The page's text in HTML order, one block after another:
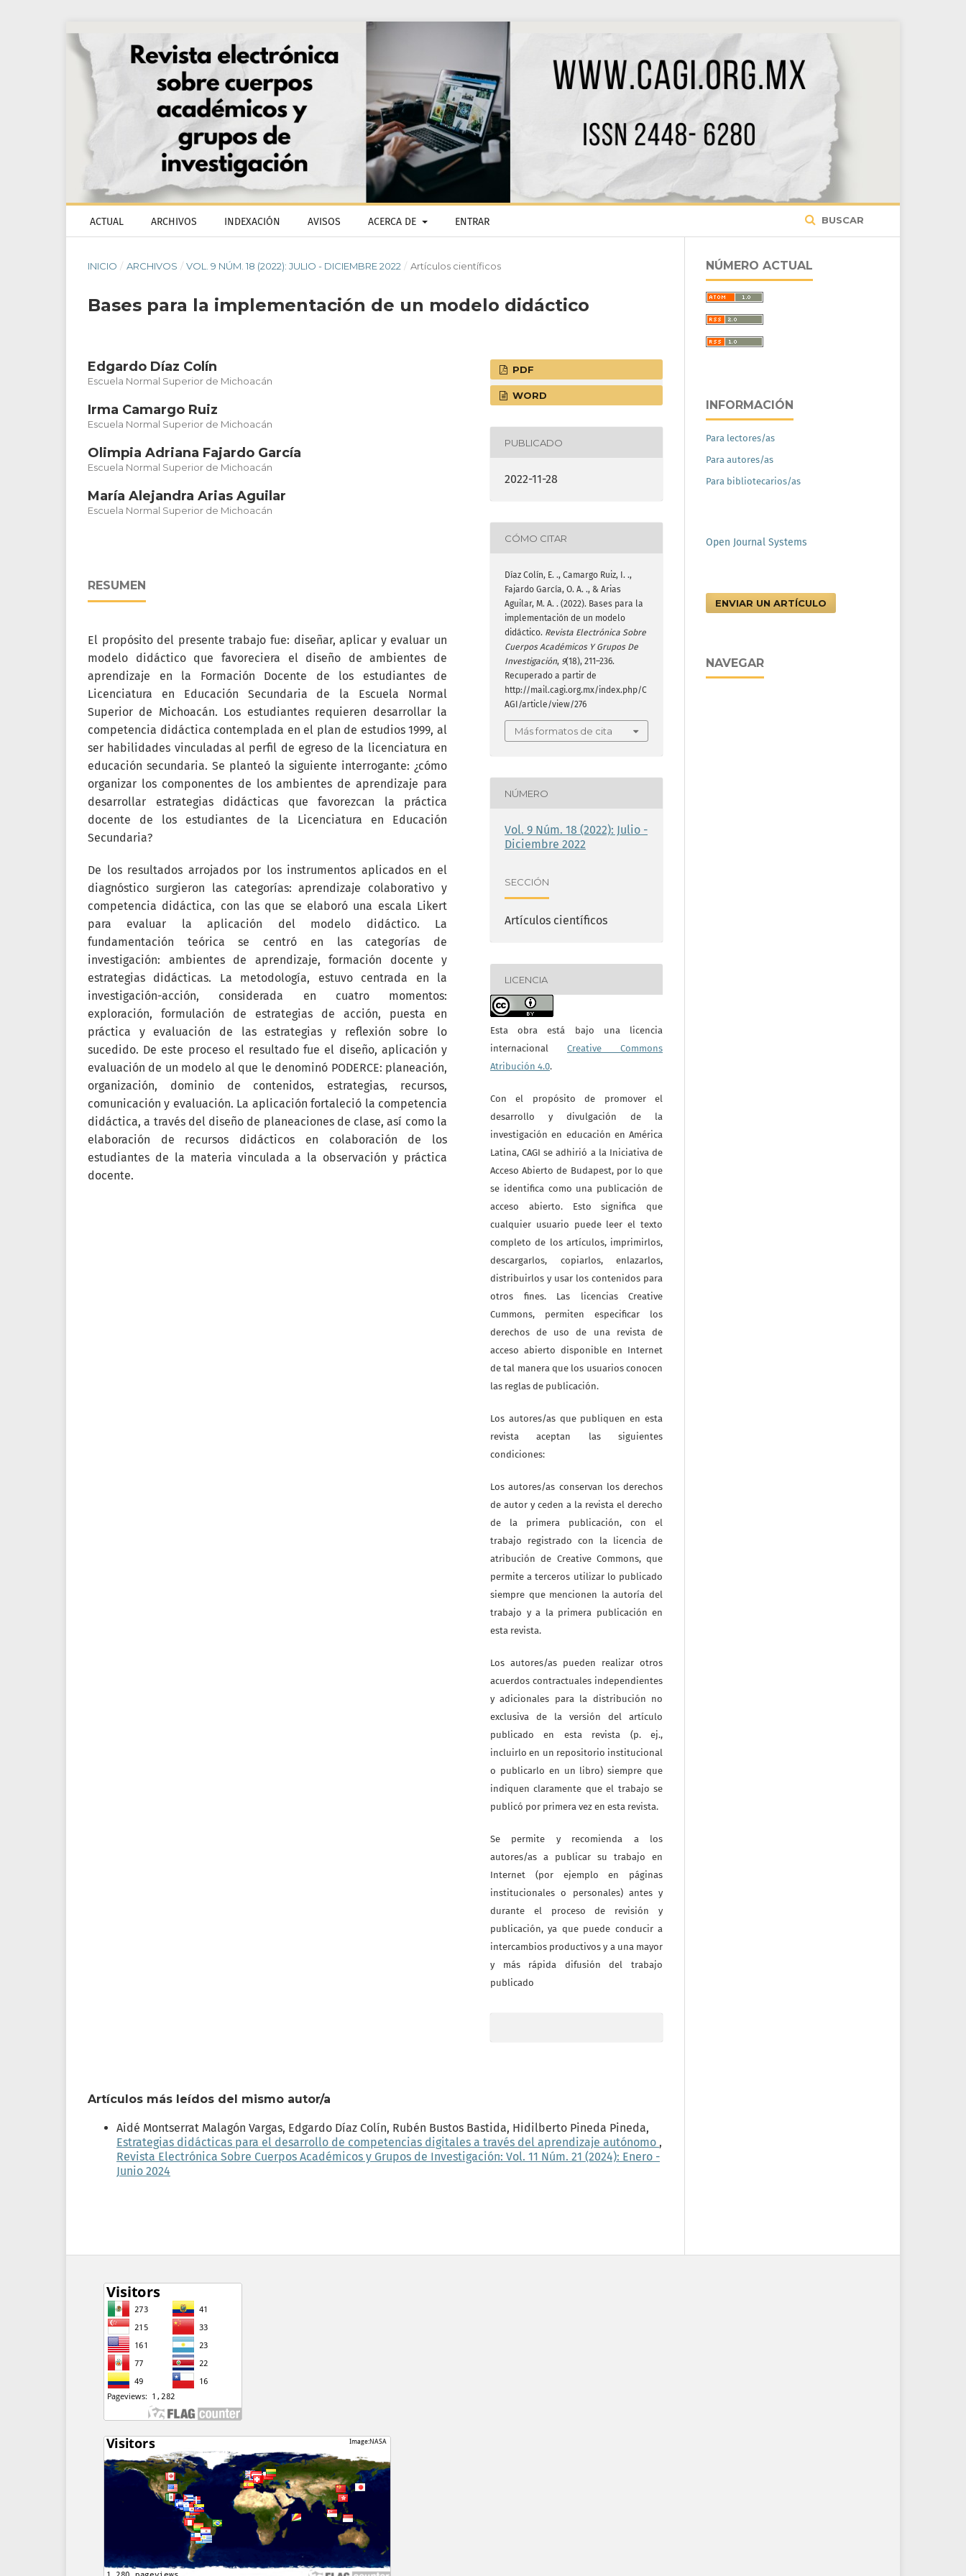
ACTUAL ARCHIVOS INDEXACIÓN AVISOS ACERCA DE ENTRAR BUSCAR
INICIO / ARCHIVOS / VOL. 9 NÚM. 18 (2022): JULIO - DICIEMBRE 2022 / Artículos científicos
Bases para la implementación de un modelo didáctico
Edgardo Díaz Colín
Escuela Normal Superior de Michoacán
Irma Camargo Ruiz
Escuela Normal Superior de Michoacán
Olimpia Adriana Fajardo García
Escuela Normal Superior de Michoacán
María Alejandra Arias Aguilar
Escuela Normal Superior de Michoacán
RESUMEN
El propósito del presente trabajo fue: diseñar, aplicar y evaluar un
modelo didáctico que favoreciera el diseño de ambientes de
aprendizaje en la Formación Docente de los estudiantes de
Licenciatura en Educación Secundaria de la Escuela Normal
Superior de Michoacán. Los estudiantes requieren desarrollar la
competencia didáctica contemplada en el plan de estudios 1999, al
ser habilidades vinculadas al perfil de egreso de la licenciatura en
educación secundaria. Se planteó la siguiente interrogante: ¿cómo
organizar los componentes de los ambientes de aprendizaje para
desarrollar estrategias didácticas que favorezcan la práctica
docente de los estudiantes de la Licenciatura en Educación
Secundaria?
De los resultados arrojados por los instrumentos aplicados en el
diagnóstico surgieron las categorías: aprendizaje colaborativo y
competencia didáctica, con las que se elaboró una escala Likert
para evaluar la aplicación del modelo didáctico. La
fundamentación teórica se centró en las categorías de
investigación: ambientes de aprendizaje, formación docente y
estrategias didácticas. La metodología, estuvo centrada en la
investigación-acción, considerada en cuatro momentos:
exploración, formulación de estrategias de acción, puesta en
práctica y evaluación de las estrategias y reflexión sobre lo
sucedido. De este proceso el resultado fue el diseño, aplicación y
evaluación de un modelo al que le denominó PODERCE: planeación,
organización, dominio de contenidos, estrategias, recursos,
comunicación y evaluación. La aplicación fortaleció la competencia
didáctica, a través del diseño de planeaciones de clase, así como la
elaboración de recursos didácticos en colaboración de los
estudiantes de la materia vinculada a la observación y práctica
docente.
PDF
WORD
PUBLICADO
2022-11-28
CÓMO CITAR
Díaz Colín, E. ., Camargo Ruiz, I. .,
Fajardo García, O. A. ., & Arias
Aguilar, M. A. . (2022). Bases para la
implementación de un modelo
didáctico. Revista Electrónica Sobre
Cuerpos Académicos Y Grupos De
Investigación, 9(18), 211–236.
Recuperado a partir de
http://mail.cagi.org.mx/index.php/C
AGI/article/view/276
Más formatos de cita
NÚMERO
Vol. 9 Núm. 18 (2022): Julio -
Diciembre 2022
SECCIÓN
Artículos científicos
LICENCIA
Esta obra está bajo una licencia
internacional Creative Commons
Atribución 4.0.
Con el propósito de promover el
desarrollo y divulgación de la
investigación en educación en América
Latina, CAGI se adhirió a la Iniciativa de
Acceso Abierto de Budapest, por lo que
se identifica como una publicación de
acceso abierto. Esto significa que
cualquier usuario puede leer el texto
completo de los artículos, imprimirlos,
descargarlos, copiarlos, enlazarlos,
distribuirlos y usar los contenidos para
otros fines. Las licencias Creative
Cummons, permiten especificar los
derechos de uso de una revista de
acceso abierto disponible en Internet
de tal manera que los usuarios conocen
las reglas de publicación.
Los autores/as que publiquen en esta
revista aceptan las siguientes
condiciones:
Los autores/as conservan los derechos
de autor y ceden a la revista el derecho
de la primera publicación, con el
trabajo registrado con la licencia de
atribución de Creative Commons, que
permite a terceros utilizar lo publicado
siempre que mencionen la autoría del
trabajo y a la primera publicación en
esta revista.
Los autores/as pueden realizar otros
acuerdos contractuales independientes
y adicionales para la distribución no
exclusiva de la versión del artículo
publicado en esta revista (p. ej.,
incluirlo en un repositorio institucional
o publicarlo en un libro) siempre que
indiquen claramente que el trabajo se
publicó por primera vez en esta revista.
Se permite y recomienda a los
autores/as a publicar su trabajo en
Internet (por ejemplo en páginas
institucionales o personales) antes y
durante el proceso de revisión y
publicación, ya que puede conducir a
intercambios productivos y a una mayor
y más rápida difusión del trabajo
publicado
Artículos más leídos del mismo autor/a
Aidé Montserrat Malagón Vargas, Edgardo Díaz Colín, Rubén Bustos Bastida, Hidilberto Pineda Pineda,
Estrategias didácticas para el desarrollo de competencias digitales a través del aprendizaje autónomo ,
Revista Electrónica Sobre Cuerpos Académicos y Grupos de Investigación: Vol. 11 Núm. 21 (2024): Enero -
Junio 2024
NÚMERO ACTUAL
INFORMACIÓN
Para lectores/as
Para autores/as
Para bibliotecarios/as
Open Journal Systems
ENVIAR UN ARTÍCULO
NAVEGAR